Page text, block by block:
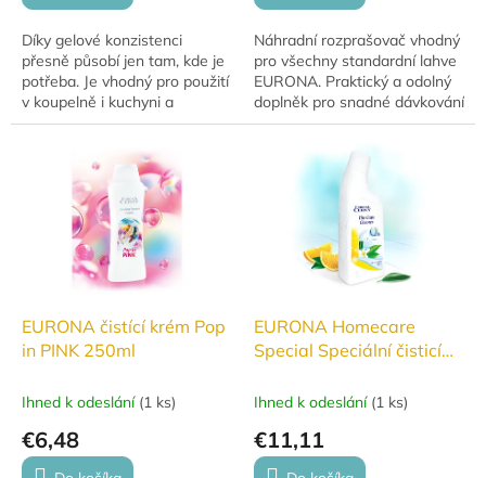
Díky gelové konzistenci
přesně působí jen tam, kde je
potřeba. Je vhodný pro použití
v koupelně i kuchyni a
vyrobený pouze z přírodních
plastové povrchy,...
Náhradní rozprašovač vhodný
pro všechny standardní lahve
EURONA. Praktický a odolný
doplněk pro snadné dávkování
čisticích prostředků.
EURONA čistící krém Pop
in PINK 250ml
Ihned k odeslání (1 ks)
€6,48
EURONA Homecare
Special Speciální čisticí
ml
Ihned k odeslání (1 ks)
€11,11